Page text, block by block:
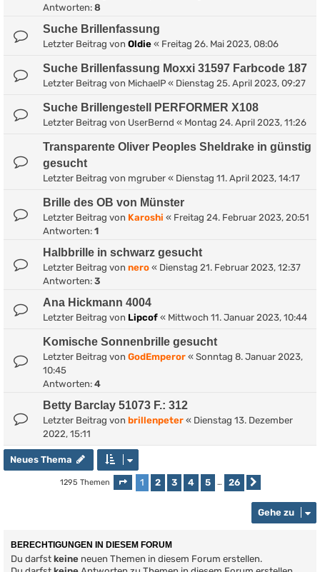
Antworten: 8
Suche Brillenfassung
Letzter Beitrag von Oldie « Freitag 26. Mai 2023, 08:06
Suche Brillenfassung Moxxi 31597 Farbcode 187
Letzter Beitrag von MichaelP « Dienstag 25. April 2023, 09:27
Suche Brillengestell PERFORMER X108
Letzter Beitrag von UserBernd « Montag 24. April 2023, 11:26
Transparente Oliver Peoples Sheldrake in günstig
gesucht
Letzter Beitrag von mgruber « Dienstag 11. April 2023, 14:17
Brille des OB von Münster
Letzter Beitrag von Karoshi « Freitag 24. Februar 2023, 20:51
Antworten: 1
Halbbrille in schwarz gesucht
Letzter Beitrag von nero « Dienstag 21. Februar 2023, 12:37
Antworten: 3
Ana Hickmann 4004
Letzter Beitrag von Lipcof « Mittwoch 11. Januar 2023, 10:44
Komische Sonnenbrille gesucht
Letzter Beitrag von GodEmperor « Sonntag 8. Januar 2023,
10:45
Antworten: 4
Betty Barclay 51073 F.: 312
Letzter Beitrag von brillenpeter « Dienstag 13. Dezember
2022, 15:11
Neues Thema
1295 Themen Seite 1von 26
1 2 3 4 5 … 26
Gehe zu
BERECHTIGUNGEN IN DIESEM FORUM
Du darfst keine neuen Themen in diesem Forum erstellen.